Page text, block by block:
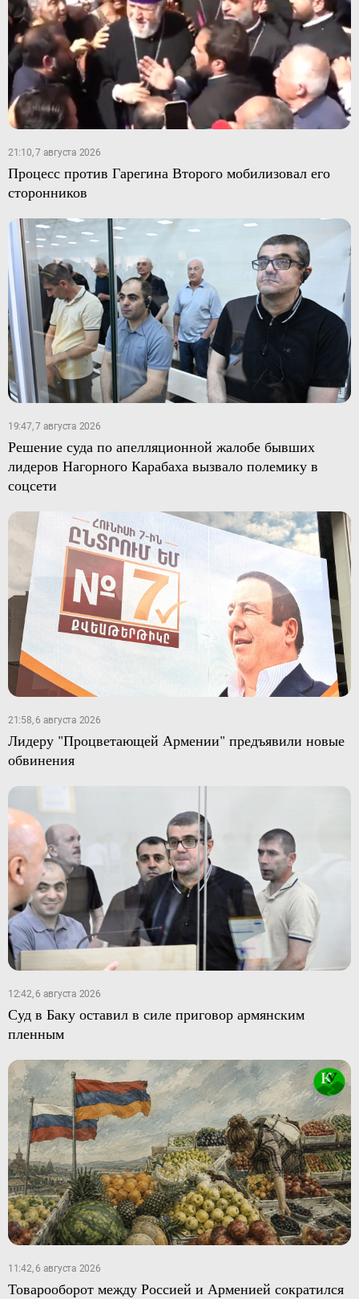
21:10, 7 августа 2026
Процесс против Гарегина Второго мобилизовал его
сторонников
19:47, 7 августа 2026
Решение суда по апелляционной жалобе бывших
лидеров Нагорного Карабаха вызвало полемику в
соцсети
21:58, 6 августа 2026
Лидеру "Процветающей Армении" предъявили новые
обвинения
12:42, 6 августа 2026
Суд в Баку оставил в силе приговор армянским
пленным
11:42, 6 августа 2026
Товарооборот между Россией и Арменией сократился